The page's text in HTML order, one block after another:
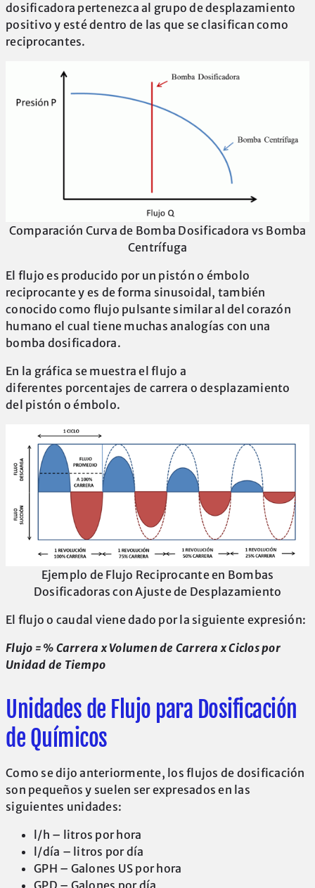
dosificadora pertenezca al grupo de desplazamiento
positivo y esté dentro de las que se clasifican como
reciprocantes.
Comparación Curva de Bomba Dosificadora vs Bomba
Centrífuga
El flujo es producido por un pistón o émbolo
reciprocante y es de forma sinusoidal, también
conocido como flujo pulsante similar al del corazón
humano el cual tiene muchas analogías con una
bomba dosificadora.
En la gráfica se muestra el flujo a
diferentes porcentajes de carrera o desplazamiento
del pistón o émbolo.
Ejemplo de Flujo Reciprocante en Bombas
Dosificadoras con Ajuste de Desplazamiento
El flujo o caudal viene dado por la siguiente expresión:
Flujo = % Carrera x Volumen de Carrera x Ciclos por
Unidad de Tiempo
Unidades de Flujo para Dosificación
de Químicos
Como se dijo anteriormente, los flujos de dosificación
son pequeños y suelen ser expresados en las
siguientes unidades:
l/h – litros por hora
l/día – litros por día
GPH – Galones US por hora